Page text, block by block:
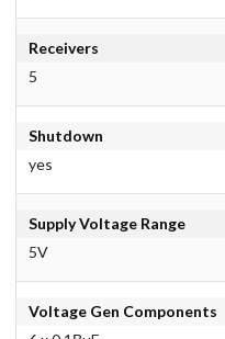
Receivers
5
Shutdown
yes
Supply Voltage Range
5V
Voltage Gen Components